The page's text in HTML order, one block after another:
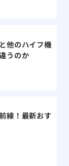
他のハイフ機
うのか
線！最新おす